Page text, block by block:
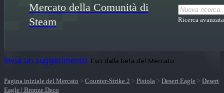
Mercato della Comunità di
Steam
Ricerca avanzata
Invia un suggerimento Esci dalla beta del Mercato
Pagina iniziale del Mercato > Counter-Strike 2 > Pistola > Desert Eagle > Desert
Eagle | Bronze Deco